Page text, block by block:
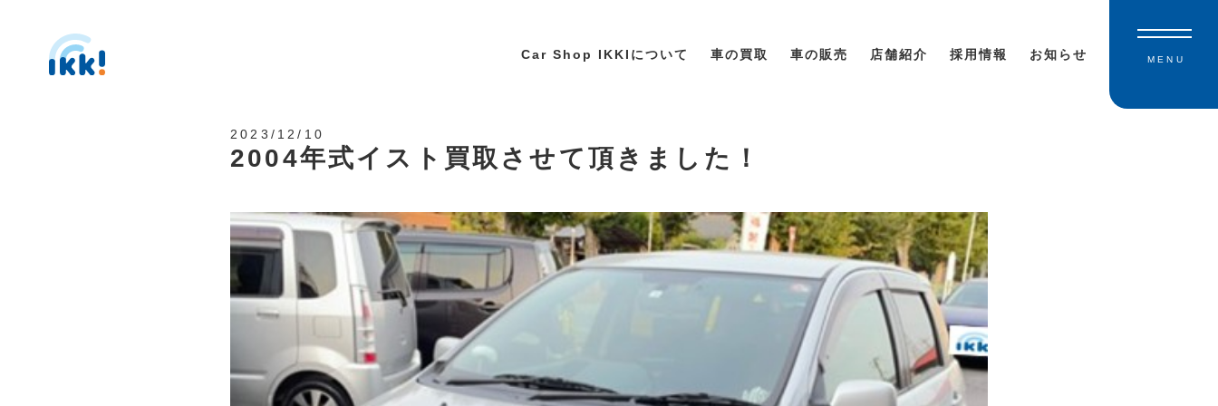
Car Shop IKKIについて 車の買取 車の販売 店舗紹介 採用情報 お知らせ MENU
2023/12/10
2004年式イスト買取させて頂きました！